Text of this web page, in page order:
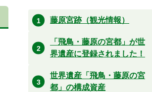
藤原宮跡（観光情報）
「飛鳥・藤原の宮都」が世
界遺産に登録されました！
世界遺産「飛鳥・藤原の宮
都」の構成資産